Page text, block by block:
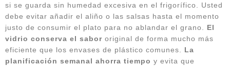
si se guarda sin humedad excesiva en el frigorífico. Usted
debe evitar añadir el aliño o las salsas hasta el momento
justo de consumir el plato para no ablandar el grano. El
vidrio conserva el sabor original de forma mucho más
eficiente que los envases de plástico comunes. La
planificación semanal ahorra tiempo y evita que